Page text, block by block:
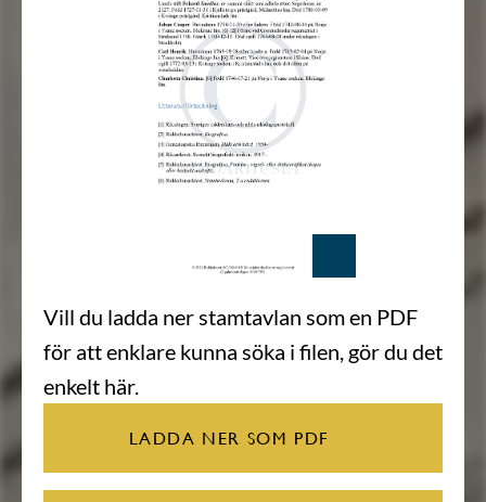
Vill du ladda ner stamtavlan som en PDF
för att enklare kunna söka i filen, gör du det
enkelt här.
LADDA NER SOM PDF